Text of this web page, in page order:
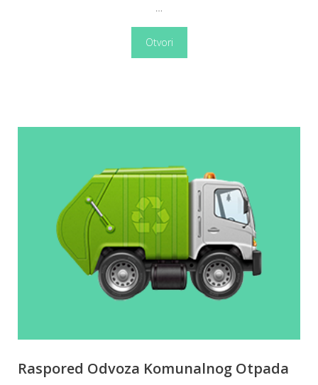
…
Otvori
Raspored Odvoza Komunalnog Otpada